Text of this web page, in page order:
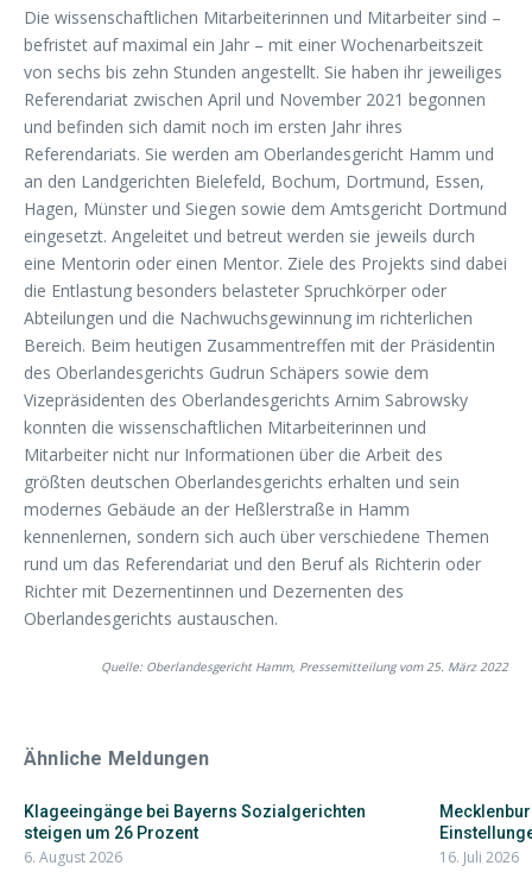
Die wissenschaftlichen Mitarbeiterinnen und Mitarbeiter sind –
befristet auf maximal ein Jahr – mit einer Wochenarbeitszeit
von sechs bis zehn Stunden angestellt. Sie haben ihr jeweiliges
Referendariat zwischen April und November 2021 begonnen
und befinden sich damit noch im ersten Jahr ihres
Referendariats. Sie werden am Oberlandesgericht Hamm und
an den Landgerichten Bielefeld, Bochum, Dortmund, Essen,
Hagen, Münster und Siegen sowie dem Amtsgericht Dortmund
eingesetzt. Angeleitet und betreut werden sie jeweils durch
eine Mentorin oder einen Mentor. Ziele des Projekts sind dabei
die Entlastung besonders belasteter Spruchkörper oder
Abteilungen und die Nachwuchsgewinnung im richterlichen
Bereich. Beim heutigen Zusammentreffen mit der Präsidentin
des Oberlandesgerichts Gudrun Schäpers sowie dem
Vizepräsidenten des Oberlandesgerichts Arnim Sabrowsky
konnten die wissenschaftlichen Mitarbeiterinnen und
Mitarbeiter nicht nur Informationen über die Arbeit des
größten deutschen Oberlandesgerichts erhalten und sein
modernes Gebäude an der Heßlerstraße in Hamm
kennenlernen, sondern sich auch über verschiedene Themen
rund um das Referendariat und den Beruf als Richterin oder
Richter mit Dezernentinnen und Dezernenten des
Oberlandesgerichts austauschen.
Quelle: Oberlandesgericht Hamm, Pressemitteilung vom 25. März 2022
Ähnliche Meldungen
Klageeingänge bei Bayerns Sozialgerichten
steigen um 26 Prozent
6. August 2026 16. Juli 2026